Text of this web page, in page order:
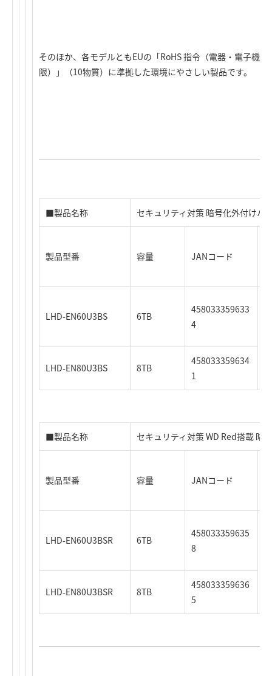
そのほか、各モデルともEUの「RoHS 指令（電器・電子機
限）」（10物質）に準拠した環境にやさしい製品です。
■製品名称 セキュリティ対策 暗号化外付けハ
製品型番 容量 JANコード
LHD-EN60U3BS 6TB
458033359633
4
LHD-EN80U3BS 8TB
458033359634
1
■製品名称 セキュリティ対策 WD Red搭載 暗
製品型番 容量 JANコード
LHD-EN60U3BSR 6TB
458033359635
8
LHD-EN80U3BSR 8TB
458033359636
5